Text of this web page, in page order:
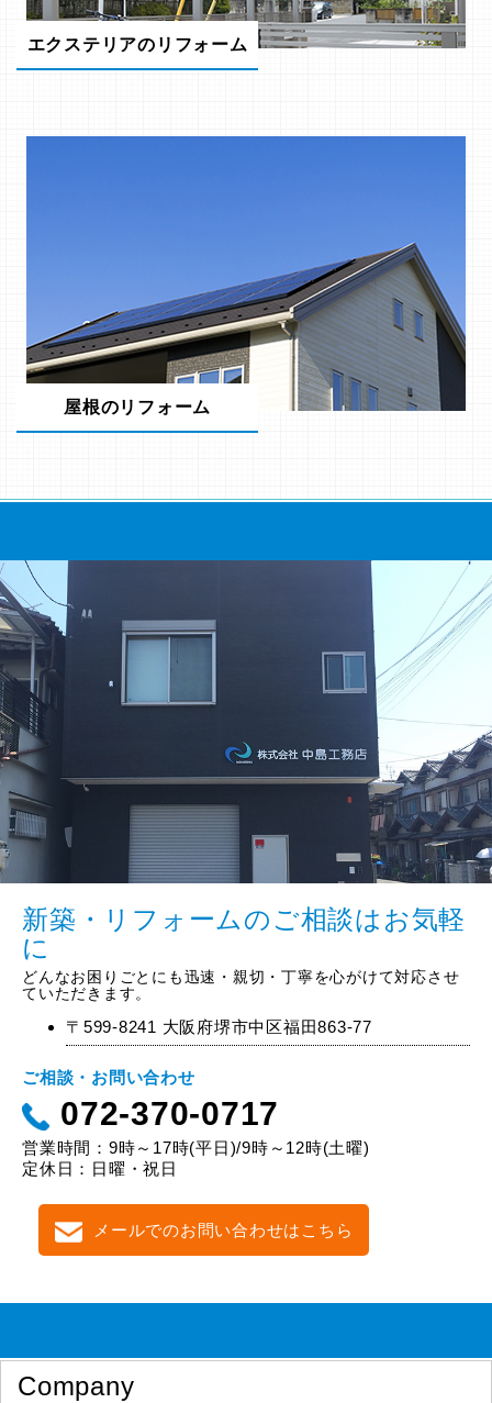
エクステリアのリフォーム
屋根のリフォーム
新築・リフォームのご相談はお気軽
に
どんなお困りごとにも迅速・親切・丁寧を心がけて対応させ
ていただきます。
〒599-8241 大阪府堺市中区福田863-77
ご相談・お問い合わせ
072-370-0717
営業時間：9時～17時(平日)/9時～12時(土曜)
定休日：日曜・祝日
メールでのお問い合わせはこちら
Company